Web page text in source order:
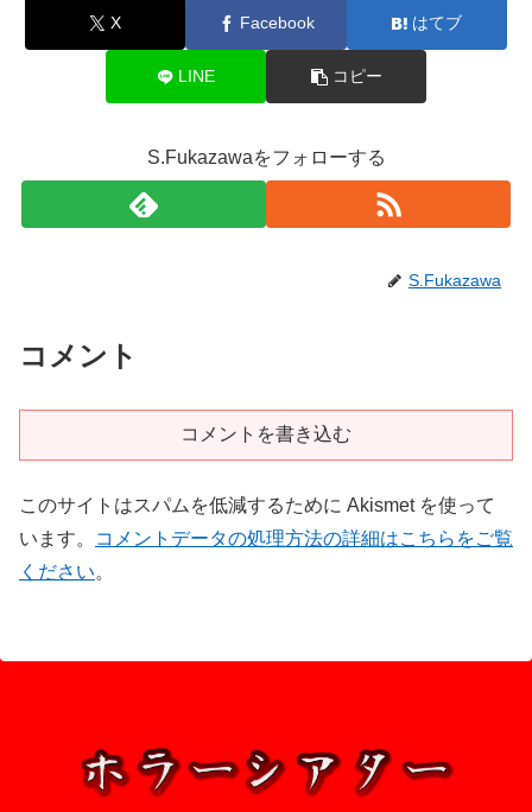
X Facebook はてブ
LINE コピー
S.Fukazawaをフォローする
S.Fukazawa
コメント
コメントを書き込む
このサイトはスパムを低減するために Akismet を使って
います。
コメントデータの処理方法の詳細はこちらをご覧
ください。